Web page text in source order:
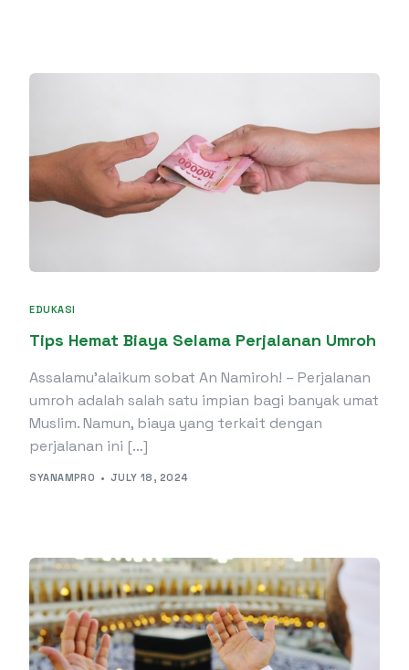
EDUKASI
Tips Hemat Biaya Selama Perjalanan Umroh
Assalamu’alaikum sobat An Namiroh! – Perjalanan
umroh adalah salah satu impian bagi banyak umat
Muslim. Namun, biaya yang terkait dengan
perjalanan ini […]
SYANAMPRO JULY 18, 2024